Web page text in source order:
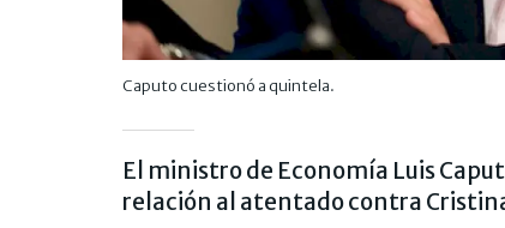
Caputo cuestionó a quintela.
El ministro de Economía Luis
relación al atentado contra